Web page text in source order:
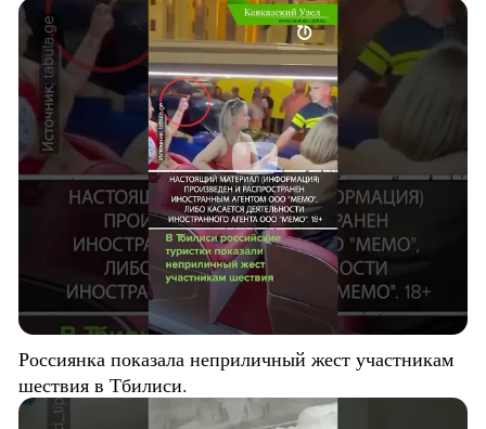
Россиянка показала неприличный жест участникам
шествия в Тбилиси.